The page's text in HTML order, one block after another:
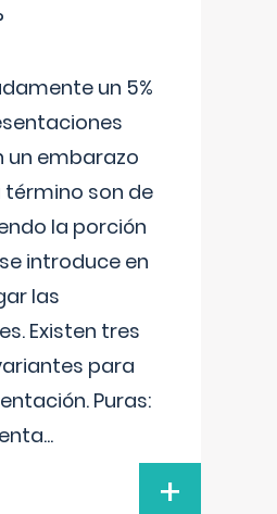
un 5%
un embarazo
término son de
la porción
introduce en
las
Existen tres
para
Puras:
...
+